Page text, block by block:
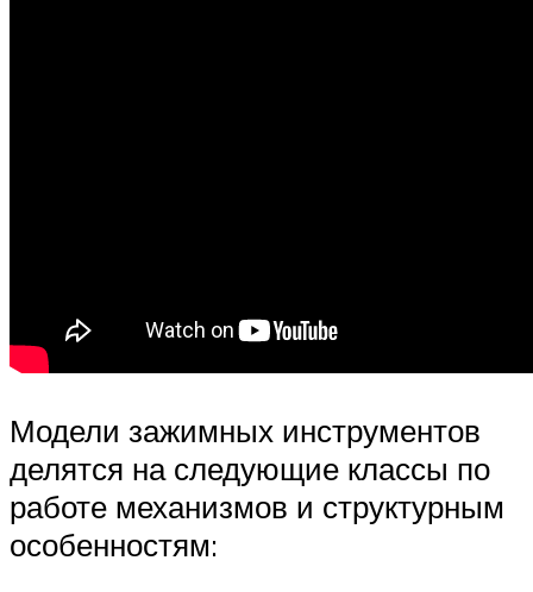
Модели зажимных инструментов
делятся на следующие классы по
работе механизмов и структурным
особенностям: